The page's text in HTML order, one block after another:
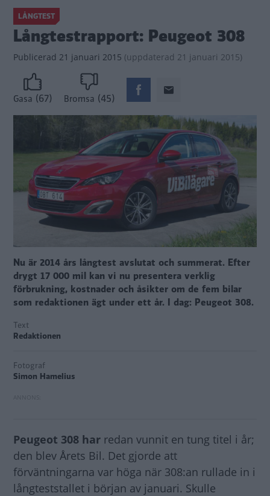
LÅNGTEST
Långtestrapport: Peugeot 308
Publicerad 21 januari 2015 (uppdaterad 21 januari 2015)
Gasa (67) Bromsa (45)
Nu är 2014 års långtest avslutat och summerat. Efter
drygt 17 000 mil kan vi nu presentera verklig
förbrukning, kostnader och åsikter om de fem bilar
som redaktionen ägt under ett år. I dag: Peugeot 308.
Text
Redaktionen
Fotograf
Simon Hamelius
Peugeot 308 har redan vunnit en tung titel i år;
den blev Årets Bil. Det gjorde att
förväntningarna var höga när 308:an rullade in i
långteststallet i början av januari. Skulle